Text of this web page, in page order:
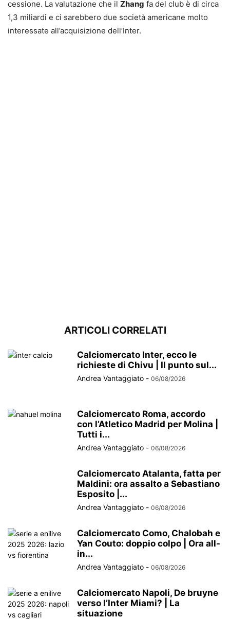
cessione. La valutazione che il Zhang fa del club è di circa
1,3 miliardi e ci sarebbero due società americane molto
interessate all’acquisizione dell’Inter.
ARTICOLI CORRELATI
Calciomercato Inter, ecco le
richieste di Chivu | Il punto sul...
Andrea Vantaggiato - 06/08/2026
Calciomercato Roma, accordo
con l’Atletico Madrid per Molina |
Tutti i...
Andrea Vantaggiato - 06/08/2026
Calciomercato Atalanta, fatta per
Maldini: ora assalto a Sebastiano
Esposito |...
Andrea Vantaggiato - 06/08/2026
Calciomercato Como, Chalobah e
Yan Couto: doppio colpo | Ora all-
in...
Andrea Vantaggiato - 06/08/2026
Calciomercato Napoli, De bruyne
verso l’Inter Miami? | La
situazione